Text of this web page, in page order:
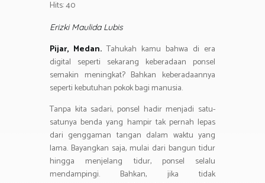
o
ok A
p
p
m
ar
e
Hits: 40
Erizki Maulida Lubis
Pijar, Medan.Tahukah kamu bahwa di era
digital seperti sekarang keberadaan ponsel
semakin meningkat? Bahkan keberadaannya
seperti kebutuhan pokok bagi manusia.
Tanpa kita sadari, ponsel hadir menjadi satu-
satunya benda yang hampir tak pernah lepas
dari genggaman tangan dalam waktu yang
lama. Bayangkan saja, mulai dari bangun tidur
hingga menjelang tidur, ponsel selalu
mendampingi. Bahkan, jika tidak